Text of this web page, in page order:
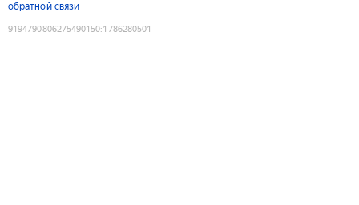
обратной связи
9194790806275490150:1786280501